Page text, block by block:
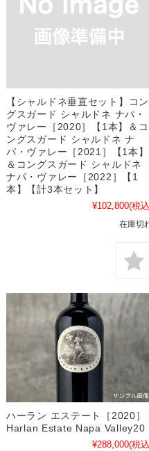
【シャルドネ垂直セット】コン
グスガード シャルドネ ナパ・
ヴァレー［2020］【1本】＆コ
ングスガード シャルドネ ナ
パ・ヴァレー［2021］【1本】
＆コングスガード シャルドネ
ナパ・ヴァレー［2022］【1
本】【計3本セット】
¥102,800(税
在庫切
ハーラン エステート［2020］
Harlan Estate Napa Valley20
¥288,000(税